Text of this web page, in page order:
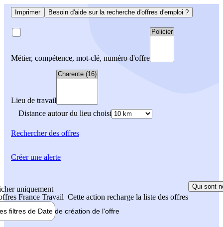
Imprimer Besoin d'aide sur la recherche d'offres d'emploi ?
Métier, compétence, mot-clé, numéro d'offre
Lieu de travail
Distance autour du lieu choisi
Rechercherdes offres
uniquement
France Travail Cette action recharge la liste des offres
Qui sont
filtres de Date de création de l'offre
Créer une alerte